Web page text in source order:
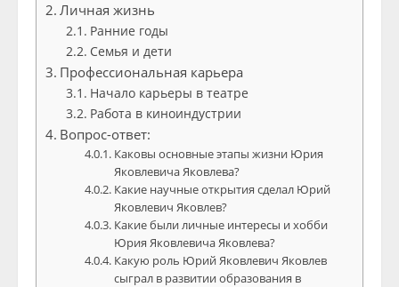
Личная жизнь
Ранние годы
Семья и дети
Профессиональная карьера
Начало карьеры в театре
Работа в киноиндустрии
Вопрос-ответ:
Каковы основные этапы жизни Юрия
Яковлевича Яковлева?
Какие научные открытия сделал Юрий
Яковлевич Яковлев?
Какие были личные интересы и хобби
Юрия Яковлевича Яковлева?
Какую роль Юрий Яковлевич Яковлев
сыграл в развитии образования в